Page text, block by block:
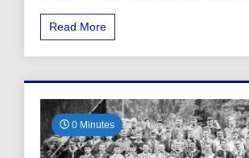
Read More
0 Minutes